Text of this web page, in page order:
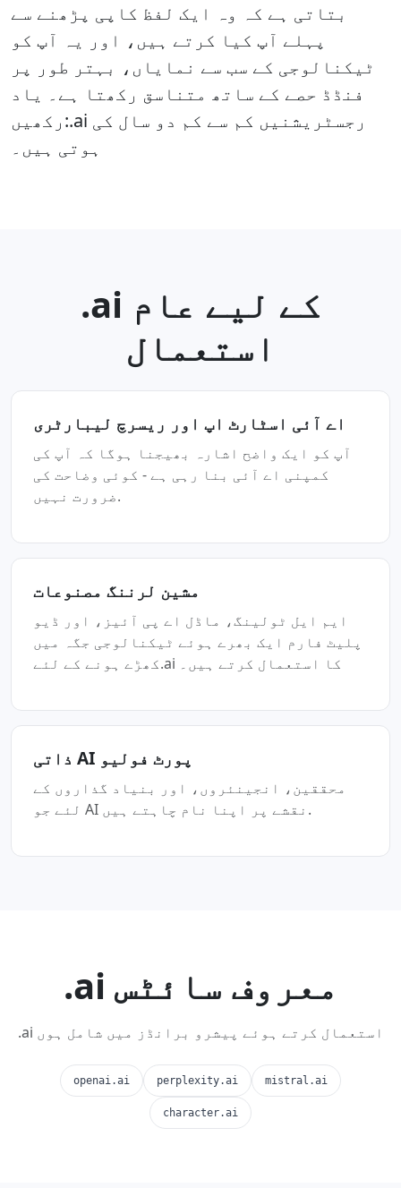
بتاتی ہے کہ وہ ایک لفظ کاپی پڑھنے سے
پہلے آپ کیا کرتے ہیں، اور یہ آپ کو
ٹیکنالوجی کے سب سے نمایاں، بہتر طور پر
فنڈڈ حصے کے ساتھ متناسق رکھتا ہے۔ یاد
رکھیں:.ai رجسٹریشنیں کم سے کم دو سال کی
ہوتی ہیں۔
.ai کے ليے عام
استعمال
اے آئی اسٹارٹ اپ اور ریسرچ لیبارٹری
آپ کو ایک واضح اشارہ بھیجنا ہوگا کہ آپ کی
کمپنی اے آئی بنا رہی ہے - کوئی وضاحت کی
ضرورت نہیں.
مشین لرننگ مصنوعات
ایم ایل ٹولینگ، ماڈل اے پی آئیز، اور ڈیو
پلیٹ فارم ایک بھرے ہوئے ٹیکنالوجی جگہ میں
کھڑے ہونے کے لئے.ai کا استعمال کرتے ہیں۔
ذاتی AI پورٹ فولیو
محققین، انجینئروں، اور بنیاد گذاروں کے
لئے جو AI نقشے پر اپنا نام چاہتے ہیں.
.ai معروف سائٹس
.ai استعمال کرتے ہوئے پیشرو برانڈز میں شامل ہوں
openai.ai perplexity.ai mistral.ai
character.ai